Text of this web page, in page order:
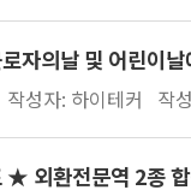
자의날 및 어린이
작성자: 하이테커 작
외환전문역 2종